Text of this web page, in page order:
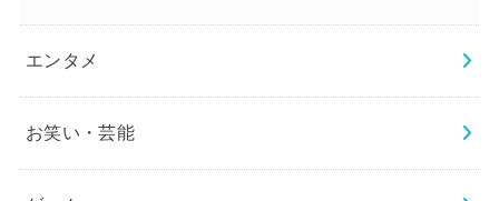
エンタメ
お笑い・芸能